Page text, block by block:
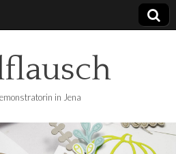
in Jena